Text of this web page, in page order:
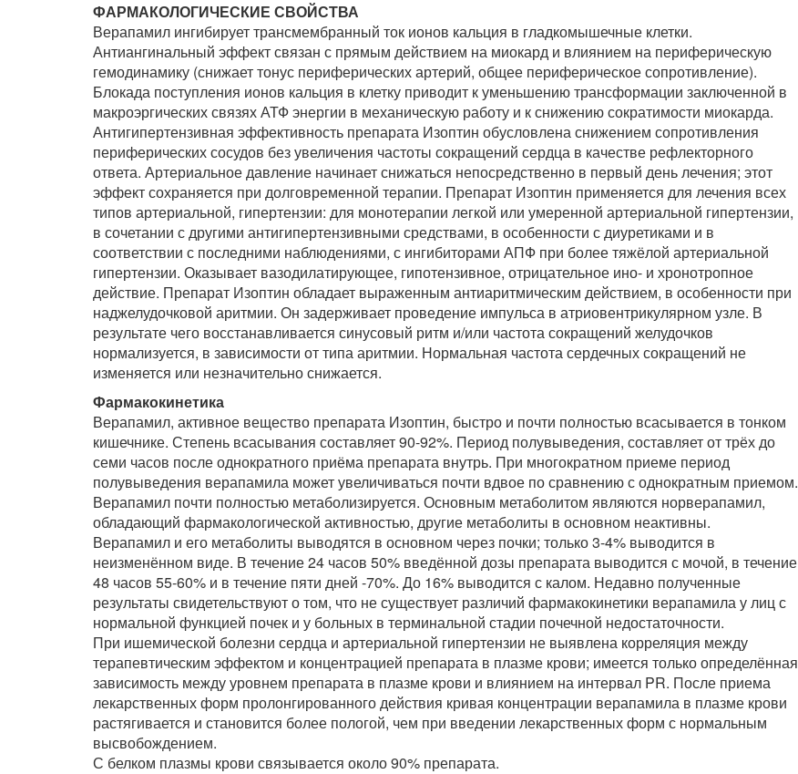
ФАРМАКОЛОГИЧЕСКИЕ СВОЙСТВА
Верапамил ингибирует трансмембранный ток ионов кальция в гладкомышечные клетки.
Антиангинальный эффект связан с прямым действием на миокард и влиянием на периферическую
гемодинамику (снижает тонус периферических артерий, общее периферическое сопротивление).
Блокада поступления ионов кальция в клетку приводит к уменьшению трансформации заключенной в
макроэргических связях АТФ энергии в механическую работу и к снижению сократимости миокарда.
Антигипертензивная эффективность препарата Изоптин обусловлена снижением сопротивления
периферических сосудов без увеличения частоты сокращений сердца в качестве рефлекторного
ответа. Артериальное давление начинает снижаться непосредственно в первый день лечения; этот
эффект сохраняется при долговременной терапии. Препарат Изоптин применяется для лечения всех
типов артериальной, гипертензии: для монотерапии легкой или умеренной артериальной гипертензии,
в сочетании с другими антигипертензивными средствами, в особенности с диуретиками и в
соответствии с последними наблюдениями, с ингибиторами АПФ при более тяжёлой артериальной
гипертензии. Оказывает вазодилатирующее, гипотензивное, отрицательное ино- и хронотропное
действие. Препарат Изоптин обладает выраженным антиаритмическим действием, в особенности при
наджелудочковой аритмии. Он задерживает проведение импульса в атриовентрикулярном узле. В
результате чего восстанавливается синусовый ритм и/или частота сокращений желудочков
нормализуется, в зависимости от типа аритмии. Нормальная частота сердечных сокращений не
изменяется или незначительно снижается.
Фармакокинетика
Верапамил, активное вещество препарата Изоптин, быстро и почти полностью всасывается в тонком
кишечнике. Степень всасывания составляет 90-92%. Период полувыведения, составляет от трёх до
семи часов после однократного приёма препарата внутрь. При многократном приеме период
полувыведения верапамила может увеличиваться почти вдвое по сравнению с однократным приемом.
Верапамил почти полностью метаболизируется. Основным метаболитом являются норверапамил,
обладающий фармакологической активностью, другие метаболиты в основном неактивны.
Верапамил и его метаболиты выводятся в основном через почки; только 3-4% выводится в
неизменённом виде. В течение 24 часов 50% введённой дозы препарата выводится с мочой, в течение
48 часов 55-60% и в течение пяти дней -70%. До 16% выводится с калом. Недавно полученные
результаты свидетельствуют о том, что не существует различий фармакокинетики верапамила у лиц с
нормальной функцией почек и у больных в терминальной стадии почечной недостаточности.
При ишемической болезни сердца и артериальной гипертензии не выявлена корреляция между
терапевтическим эффектом и концентрацией препарата в плазме крови; имеется только определённая
зависимость между уровнем препарата в плазме крови и влиянием на интервал PR. После приема
лекарственных форм пролонгированного действия кривая концентрации верапамила в плазме крови
растягивается и становится более пологой, чем при введении лекарственных форм с нормальным
высвобождением.
С белком плазмы крови связывается около 90% препарата.